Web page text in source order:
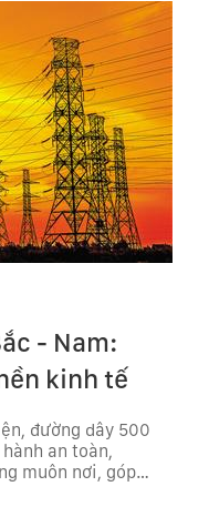
- Nam:
kinh tế
đường dây 500
an toàn,
muôn nơi, góp